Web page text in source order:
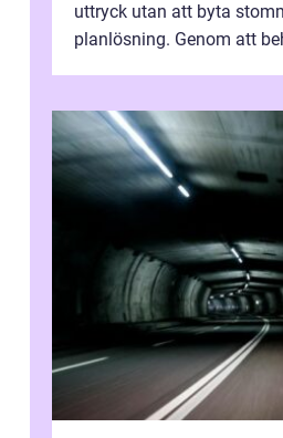
uttryck utan att byta
planlösning. Genom att